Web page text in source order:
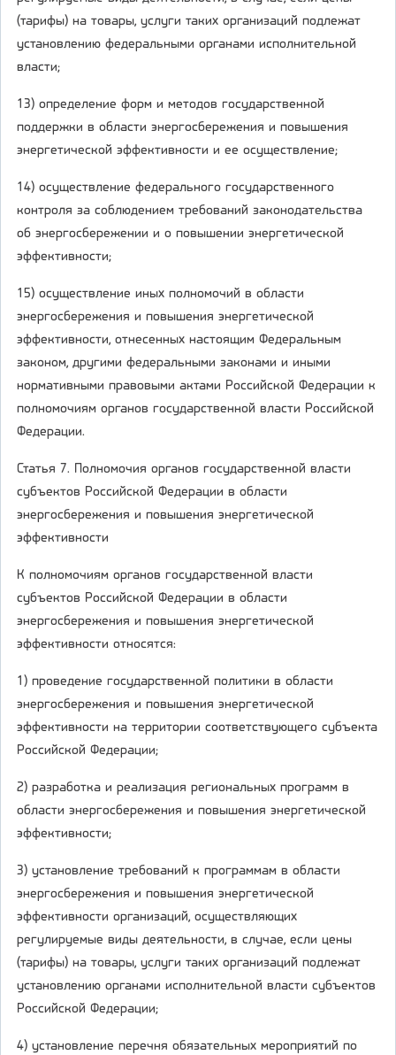
(тарифы) на товары, услуги таких организаций подлежат
установлению федеральными органами исполнительной
власти;
13) определение форм и методов государственной
поддержки в области энергосбережения и повышения
энергетической эффективности и ее осуществление;
14) осуществление федерального государственного
контроля за соблюдением требований законодательства
об энергосбережении и о повышении энергетической
эффективности;
15) осуществление иных полномочий в области
энергосбережения и повышения энергетической
эффективности, отнесенных настоящим Федеральным
законом, другими федеральными законами и иными
нормативными правовыми актами Российской Федерации к
полномочиям органов государственной власти Российской
Федерации.
Статья 7. Полномочия органов государственной власти
субъектов Российской Федерации в области
энергосбережения и повышения энергетической
эффективности
К полномочиям органов государственной власти
субъектов Российской Федерации в области
энергосбережения и повышения энергетической
эффективности относятся:
1) проведение государственной политики в области
энергосбережения и повышения энергетической
эффективности на территории соответствующего субъекта
Российской Федерации;
2) разработка и реализация региональных программ в
области энергосбережения и повышения энергетической
эффективности;
3) установление требований к программам в области
энергосбережения и повышения энергетической
эффективности организаций, осуществляющих
регулируемые виды деятельности, в случае, если цены
(тарифы) на товары, услуги таких организаций подлежат
установлению органами исполнительной власти субъектов
Российской Федерации;
4) установление перечня обязательных мероприятий по